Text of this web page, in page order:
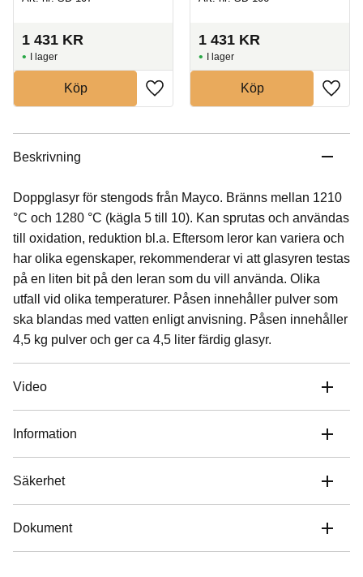
1 431 KR
I lager
Köp
1 431 KR
I lager
Köp
Beskrivning
Doppglasyr för stengods från Mayco. Bränns mellan 1210
°C och 1280 °C (kägla 5 till 10). Kan sprutas och användas
till oxidation, reduktion bl.a. Eftersom leror kan variera och
har olika egenskaper, rekommenderar vi att glasyren testas
på en liten bit på den leran som du vill använda. Olika
utfall vid olika temperaturer. Påsen innehåller pulver som
ska blandas med vatten enligt anvisning. Påsen innehåller
4,5 kg pulver och ger ca 4,5 liter färdig glasyr.
Video
Information
Säkerhet
Dokument